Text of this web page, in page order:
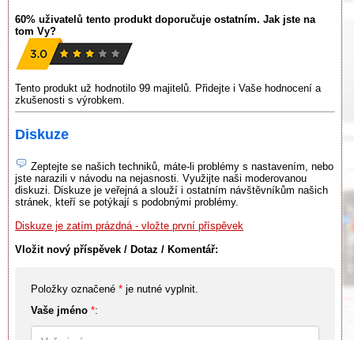
60% uživatelů tento produkt doporučuje ostatním. Jak jste na
tom Vy?
Tento produkt už hodnotilo 99 majitelů. Přidejte i Vaše hodnocení a
zkušenosti s výrobkem.
Diskuze
Zeptejte se našich techniků, máte-li problémy s nastavením, nebo
jste narazili v návodu na nejasnosti. Využijte naši moderovanou
diskuzi. Diskuze je veřejná a slouží i ostatním návštěvníkům našich
stránek, kteří se potýkají s podobnými problémy.
Diskuze je zatím prázdná - vložte první příspěvek
Vložit nový příspěvek / Dotaz / Komentář:
Položky označené * je nutné vyplnit.
Vaše jméno *: